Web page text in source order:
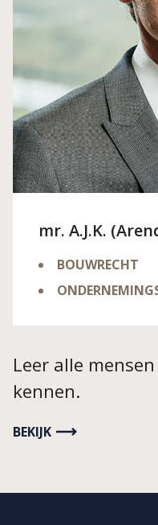
mr. A.J.K.
BOUWRECHT
Leer alle
kennen.
BEKIJK